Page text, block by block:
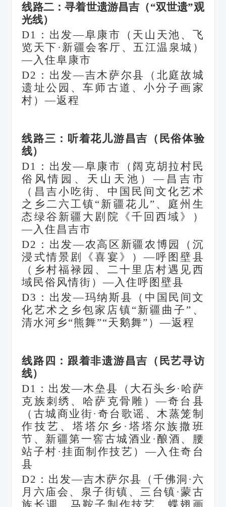
线路二：寻着世遗游昌吉（“双世遗”观
光线）
D1：出发—阜康市（天山天池、飞
览天下·新疆会客厅、五江温泉城）
—入住阜康市
D2：出发—吉木萨尔县（北庭故城
遗址公园、车师古道、小分子画家
村）—返程
线路三：听着花儿游昌吉（民俗体验
线）
D1：出发—阜康市（阔克胡拉村民
俗风情园、天山天池）—昌吉市
（昌吉小吃街、中国民间文化艺术
之乡二六工镇“新疆花儿”、庭州生
态绿谷新疆大剧院《千回西域》）
—入住昌吉市
D2：出发—农高区新疆农博园（沉
浸式情景剧《喜宴》）—呼图壁县
（乡村福禄园、二十里店村遇见西
域民俗风情街）—入住呼图壁县
D3：出发—玛纳斯县（中国民间文
化艺术之乡包家店镇“新疆曲子”、
清水河乡“熊舞”“天鹅舞”）—返程
线路四：跟着非遗游昌吉（民艺寻访
线）
D1：出发—木垒县（大石头乡·哈萨
克族刺绣、哈萨克骨雕）—奇台县
（古城商业街·奇台歌谣、木蒸笼制
作技艺、塔塔尔乡·塔塔尔族撒班
节、新疆第一窖古城酒业·酿酒、腰
站子村·挂面制作技艺）—入住奇台
县
D2：出发—吉木萨尔县（千佛洞·六
月六庙会、泉子街镇、三台镇·蒙古
族长调、马鞍子制作技艺、蝶翅画